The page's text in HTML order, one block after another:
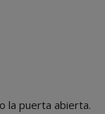
la puerta abierta.